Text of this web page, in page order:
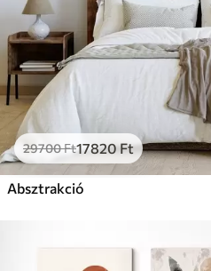
29700Ft17820Ft
Absztrakció